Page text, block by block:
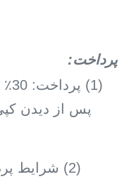
پرداخت:
(2) شرایط پرداخت: T/T یا Western Union.